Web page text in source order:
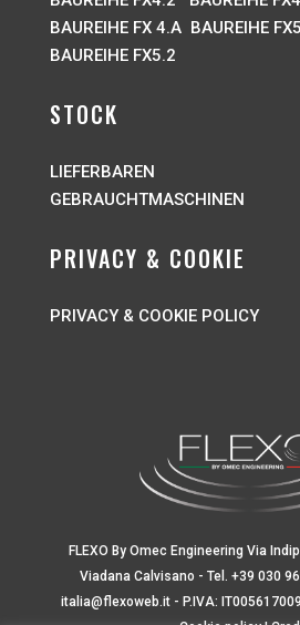
BAUREIHE FX 4.A BAUREIHE
BAUREIHE FX5.2
STOCK
LIEFERBAREN
GEBRAUCHTMASCHINEN
PRIVACY & COOKIE
PRIVACY & COOKIE POLICY
FLEXO By Omec Engineering Via
Viadana Calvisano - Tel.+39 030
italia@flexoweb.it - P.IVA: